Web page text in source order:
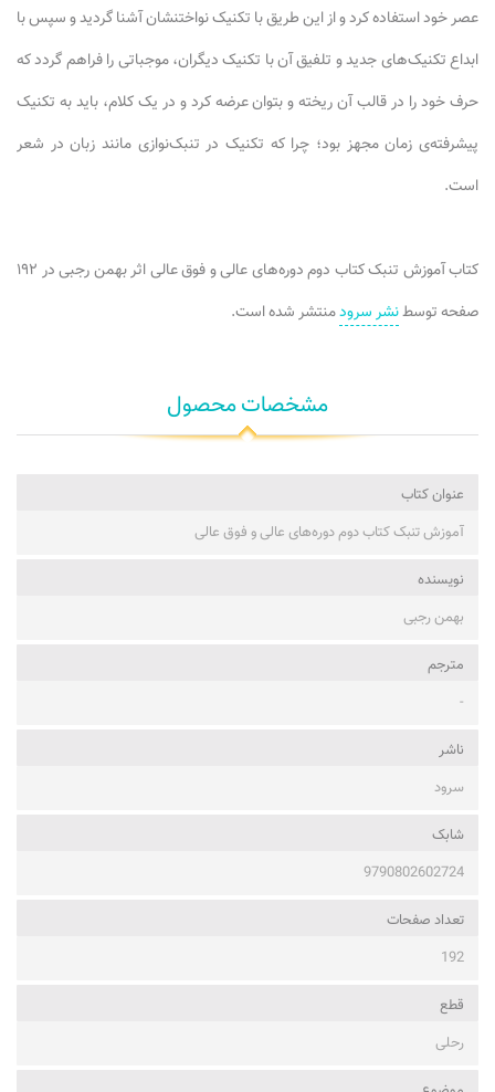
عصر خود استفاده کرد و از این طریق با تکنیک نواختنشان آشنا گردید و سپس با
ابداع تکنیک‌های جدید و تلفیق آن با تکنیک دیگران، موجباتی را فراهم گردد که
حرف خود را در قالب آن ریخته و بتوان عرضه کرد و در یک کلام، باید به تکنیک
پیشرفته‌ی زمان مجهز بود؛ چرا که تکنیک در تنبک‌نوازی مانند زبان در شعر
است.
کتاب آموزش تنبک کتاب دوم دوره‌های عالی و فوق عالی اثر بهمن رجبی در ۱۹۲
صفحه توسطنشر سرودمنتشر شده است.
مشخصات محصول
عنوان کتاب
آموزش تنبک کتاب دوم دوره‌های عالی و فوق عالی
نویسنده
بهمن رجبی
مترجم
-
ناشر
سرود
شابک
9790802602724
تعداد صفحات
192
قطع
رحلی